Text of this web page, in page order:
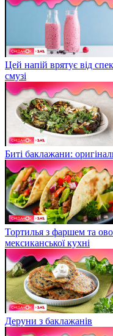
Цей напій врятує від
смузі
Биті баклажани:
Тортилья з фаршем та
мексиканської кухні
Деруни з баклажанів